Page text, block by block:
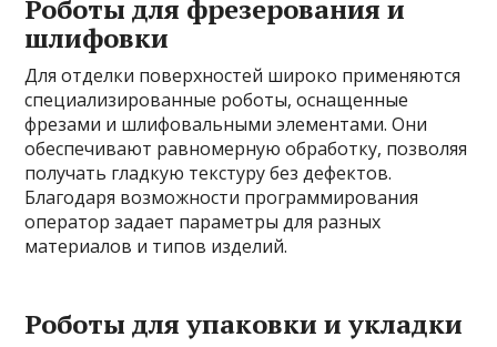
Роботы для фрезерования и
шлифовки
Для отделки поверхностей широко применяются
специализированные роботы, оснащенные
фрезами и шлифовальными элементами. Они
обеспечивают равномерную обработку, позволяя
получать гладкую текстуру без дефектов.
Благодаря возможности программирования
оператор задает параметры для разных
материалов и типов изделий.
Роботы для упаковки и укладки